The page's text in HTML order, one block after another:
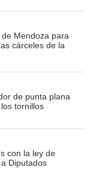
Mendoza para
cárceles de la
de punta plana
tornillos
con la ley de
Diputados